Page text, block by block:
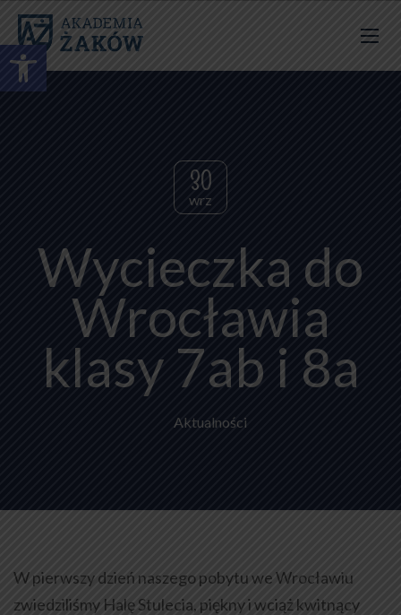
30
wrz
Wycieczka do
Wrocławia
klasy 7ab i 8a
Aktualności
W pierwszy dzień naszego pobytu we Wrocławiu
zwiedziliśmy Halę Stulecia, piękny i wciąż kwitnący
Otwórz pasek narzędzi